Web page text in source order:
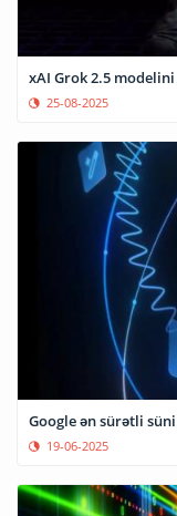
xAI Grok 2.5
25-08-2025
Google ən sürətli
19-06-2025